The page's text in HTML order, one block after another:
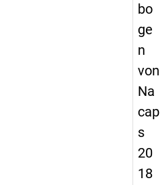
bo
ge
n
von
Na
cap
s
20
18